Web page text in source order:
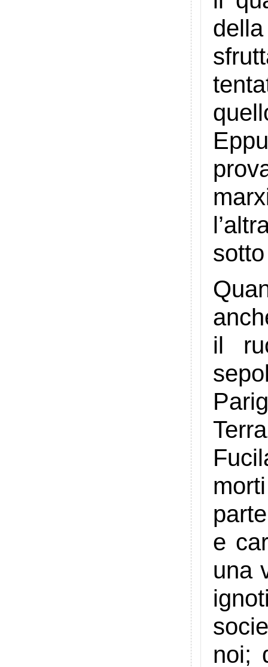
il
e
una
noi;